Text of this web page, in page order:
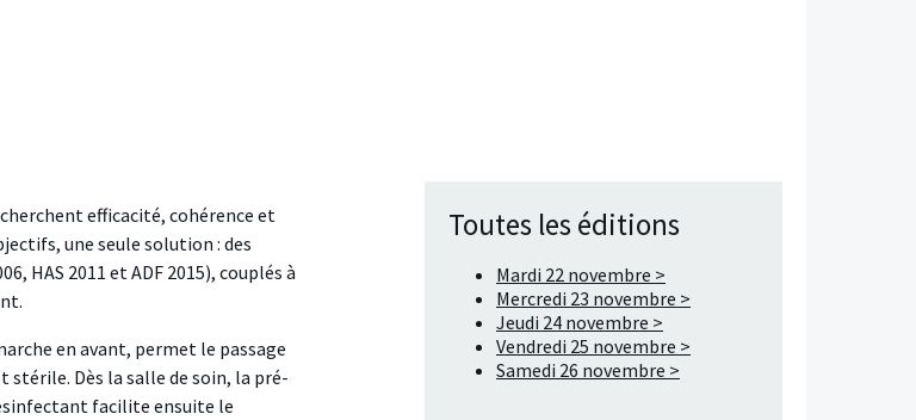
efficacité, cohérence et
une seule solution : des
HAS 2011 et ADF 2015), couplés à
en avant, permet le passage
stérile. Dès la salle de soin, la pré-
facilite ensuite le
Toutes les éditions
Mardi 22 novembre >
Mercredi 23 novembre >
Jeudi 24 novembre >
Vendredi 25 novembre >
Samedi 26 novembre >